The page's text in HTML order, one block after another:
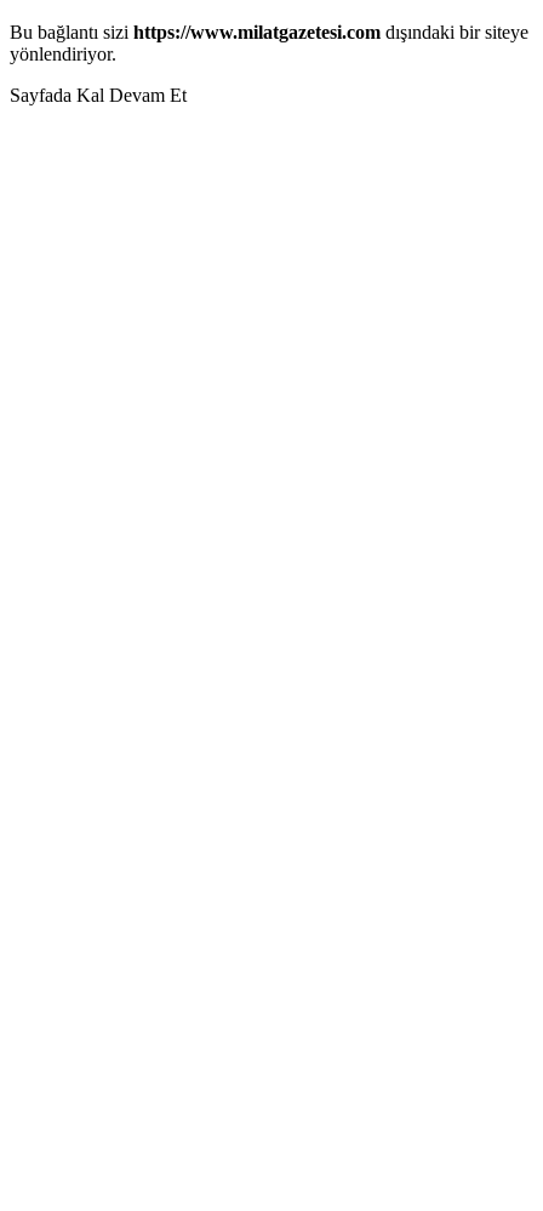
Bu bağlantı sizi https://www.milatgazetesi.com dışındaki bir siteye
yönlendiriyor.
Sayfada Kal Devam Et